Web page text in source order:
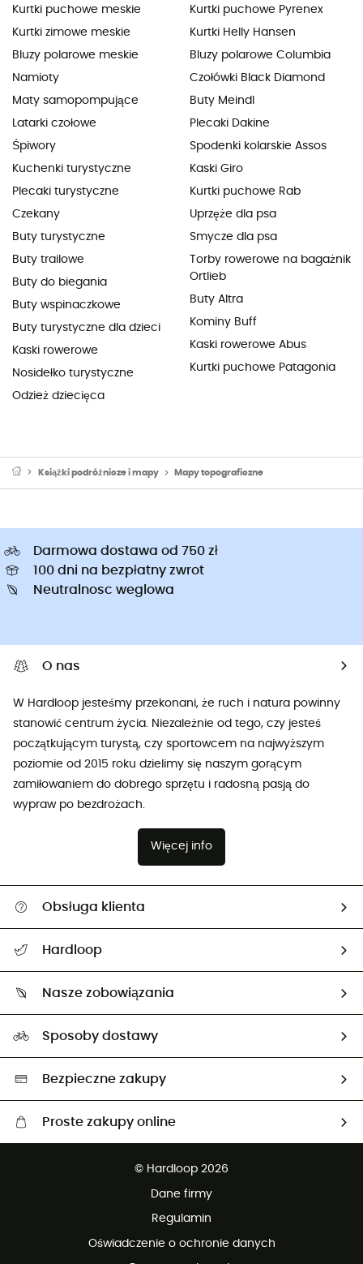
Kurtki puchowe meskie
Kurtki zimowe meskie
Bluzy polarowe meskie
Namioty
Maty samopompujące
Latarki czołowe
Śpiwory
Kuchenki turystyczne
Plecaki turystyczne
Czekany
Buty turystyczne
Buty trailowe
Buty do biegania
Buty wspinaczkowe
Buty turystyczne dla dzieci
Kaski rowerowe
Nosidełko turystyczne
Odzież dziecięca
Kurtki puchowe Pyrenex
Kurtki Helly Hansen
Bluzy polarowe Columbia
Czołówki Black Diamond
Buty Meindl
Plecaki Dakine
Spodenki kolarskie Assos
Kaski Giro
Kurtki puchowe Rab
Uprzęże dla psa
Smycze dla psa
Torby rowerowe na bagażnik
Ortlieb
Buty Altra
Kominy Buff
Kaski rowerowe Abus
Kurtki puchowe Patagonia
Książki podróżnicze i mapy Mapy topograficzne
Darmowa dostawa od 750 zł
100 dni na bezpłatny zwrot
Neutralnosc weglowa
O nas
W Hardloop jesteśmy przekonani, że ruch i natura powinny
stanowić centrum życia. Niezależnie od tego, czy jesteś
początkującym turystą, czy sportowcem na najwyższym
poziomie od 2015 roku dzielimy się naszym gorącym
zamiłowaniem do dobrego sprzętu i radosną pasją do
wypraw po bezdrożach.
Więcej info
Obsługa klienta
Śledzenie przesyłki
Zwrot artykułów i zwrot środków
Hardloop
Ambasadorzy
Nasze zobowiązania
Neutralność węglowa
Wybrane produkty eko
Sposoby dostawy
Bezpieczne zakupy
Proste zakupy online
100 dni na bezpłatny zwrot
© Hardloop 2026
Dane firmy
Regulamin
Oświadczenie o ochronie danych